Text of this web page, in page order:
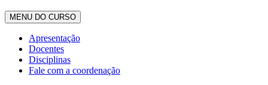
MENU DO CURSO
Apresentação
Docentes
Disciplinas
Fale com a coordenação